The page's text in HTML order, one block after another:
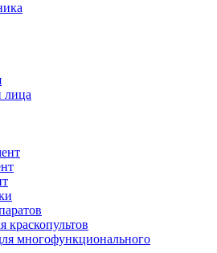
лица
краскопультов
многофункционального